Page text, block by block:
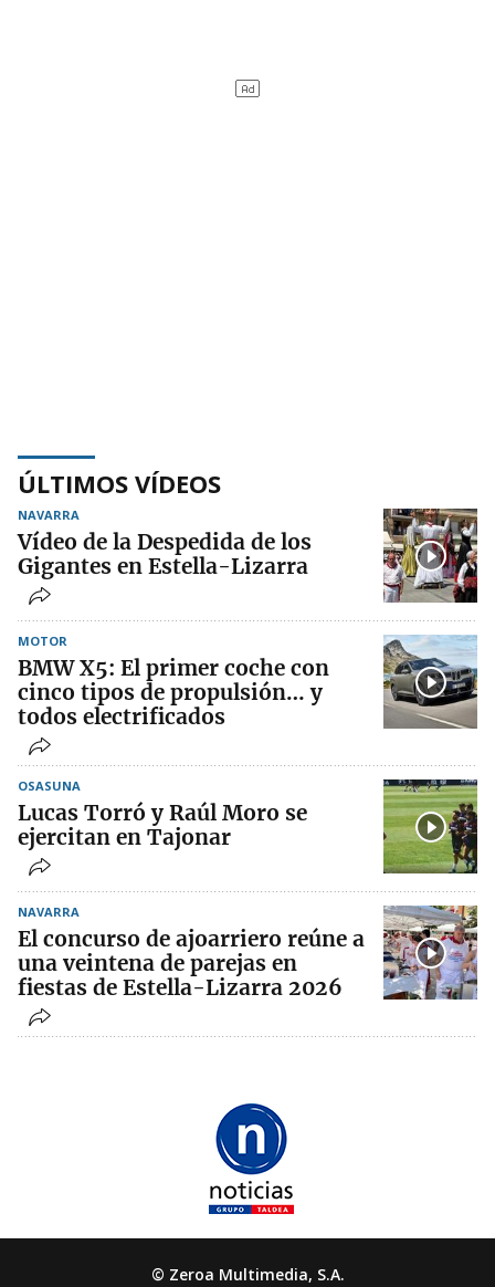
ÚLTIMOS VÍDEOS
NAVARRA
Vídeo de la Despedida de los
Gigantes en Estella-Lizarra
MOTOR
BMW X5: El primer coche con
cinco tipos de propulsión… y
todos electrificados
OSASUNA
Lucas Torró y Raúl Moro se
ejercitan en Tajonar
NAVARRA
El concurso de ajoarriero reúne a
una veintena de parejas en
fiestas de Estella-Lizarra 2026
© Zeroa Multimedia, S.A.